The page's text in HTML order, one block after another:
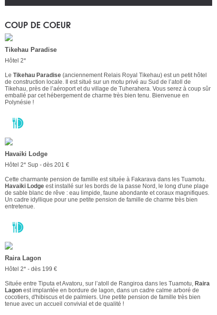
COUP DE COEUR
Tikehau Paradise
Hôtel 2*
Le Tikehau Paradise (anciennement Relais Royal Tikehau) est un petit hôtel
de construction locale. Il est situé sur un motu privé au Sud de l’atoll de
Tikehau, près de l’aéroport et du village de Tuherahera. Vous serez à coup sûr
emballé par cet hébergement de charme très bien tenu. Bienvenue en
Polynésie !
Havaiki Lodge
Hôtel 2* Sup - dès 201 €
Cette charmante pension de famille est située à Fakarava dans les Tuamotu.
Havaiki Lodge est installé sur les bords de la passe Nord, le long d'une plage
de sable blanc de rêve : eau limpide, faune abondante et coraux magnifiques.
Un cadre idyllique pour une petite pension de famille de charme très bien
entretenue.
Raira Lagon
Hôtel 2* - dès 199 €
Située entre Tiputa et Avatoru, sur l’atoll de Rangiroa dans les Tuamotu, Raira
Lagon est implantée en bordure de lagon, dans un cadre calme arboré de
cocotiers, d'hibiscus et de palmiers. Une petite pension de famille très bien
tenue avec un accueil convivial et de qualité !